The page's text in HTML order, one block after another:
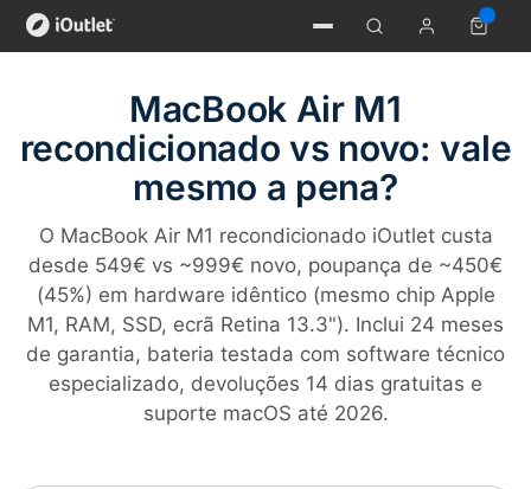
MacBook Air M1
recondicionado vs novo: vale
mesmo a pena?
O MacBook Air M1 recondicionado iOutlet custa
desde 549€ vs ~999€ novo, poupança de ~450€
(45%) em hardware idêntico (mesmo chip Apple
M1, RAM, SSD, ecrã Retina 13.3"). Inclui 24 meses
de garantia, bateria testada com software técnico
especializado, devoluções 14 dias gratuitas e
suporte macOS até 2026.